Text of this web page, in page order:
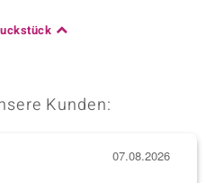
Kunden:
07.08.2026